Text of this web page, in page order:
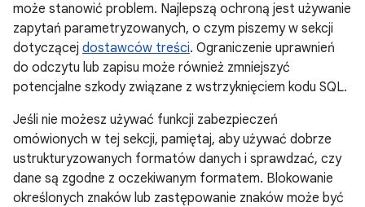
może stanowić problem. Najlepszą ochroną jest używanie
zapytań parametryzowanych, o czym piszemy w sekcji
dotyczącej dostawców treści. Ograniczenie uprawnień
do odczytu lub zapisu może również zmniejszyć
potencjalne szkody związane z wstrzyknięciem kodu SQL.
Jeśli nie możesz używać funkcji zabezpieczeń
omówionych w tej sekcji, pamiętaj, aby używać dobrze
ustrukturyzowanych formatów danych i sprawdzać, czy
dane są zgodne z oczekiwanym formatem. Blokowanie
określonych znaków lub zastępowanie znaków może być